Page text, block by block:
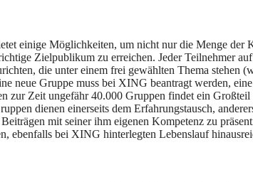
einige Möglichkeiten, um nicht nur die Menge der
Zielpublikum zu erreichen. Jeder Teilnehmer
die unter einem frei gewählten Thema stehen
neue Gruppe muss bei XING beantragt werden,
zur Zeit ungefähr 40.000 Gruppen findet ein
dienen einerseits dem Erfahrungstausch,
mit seiner ihm eigenen Kompetenz zu
ebenfalls bei XING hinterlegten Lebenslauf